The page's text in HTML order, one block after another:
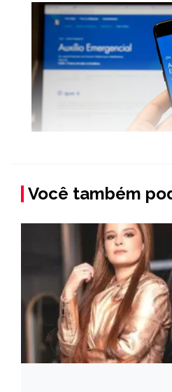
Você também